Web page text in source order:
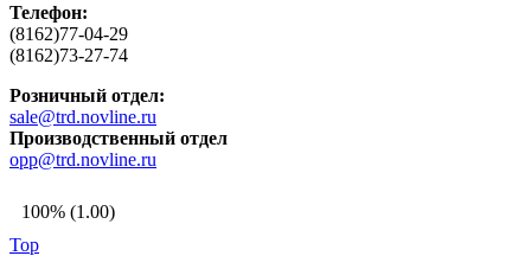
Телефон:
(8162)77-04-29
(8162)73-27-74
Розничный отдел:
sale@trd.novline.ru
Производственный отдел
opp@trd.novline.ru
100% (1.00)
Top